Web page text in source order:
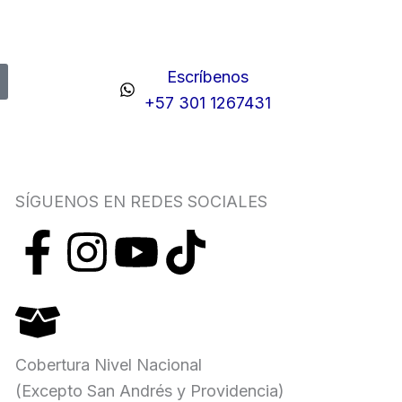
Escríbenos
+57 301 1267431
SÍGUENOS EN REDES SOCIALES
F
a
c
e
I
t
Y
t
T
t
Cobertura Nivel Nacional
(Excepto San Andrés y Providencia)